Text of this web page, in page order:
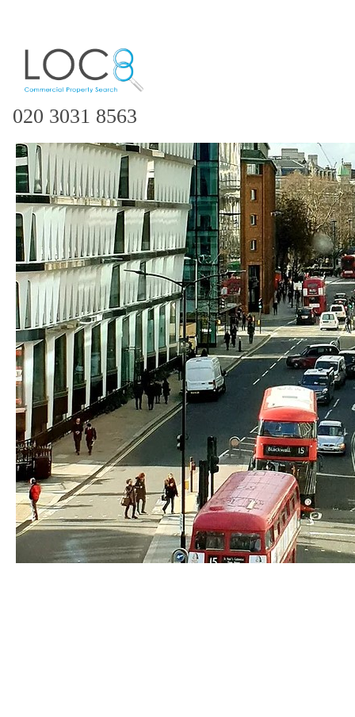
020 3031 8563